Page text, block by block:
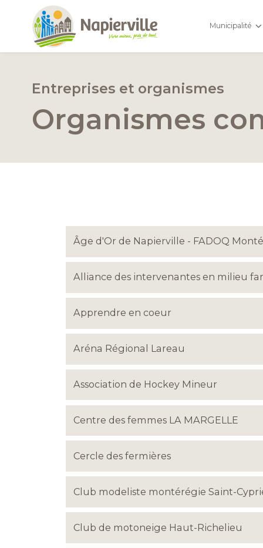
Municipalité
Entreprises et organismes
Organismes
Âge d'Or de Napierville - FADOQ
Alliance des intervenantes en milieu
Apprendre en coeur
Aréna Régional Lareau
Association de Hockey Mineur
Centre des femmes LA MARGELLE
Cercle des fermières
Club modeliste montérégie Saint-
Club de motoneige Haut-Richelieu